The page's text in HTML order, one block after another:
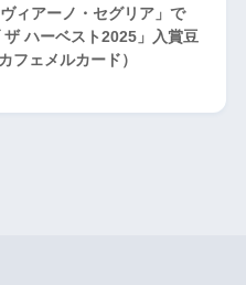
ヴィアーノ・セグリア」で
ザ ハーベスト2025」入賞豆
フェメルカード）